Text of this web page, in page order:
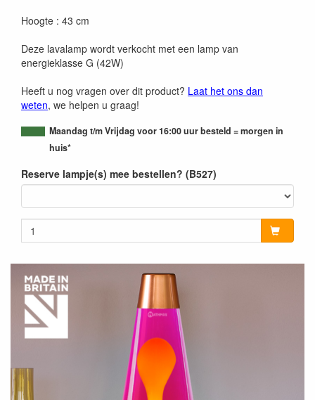
Hoogte : 43 cm
Deze lavalamp wordt verkocht met een lamp van
energieklasse G (42W)
Heeft u nog vragen over dit product? Laat het ons dan
weten, we helpen u graag!
Maandag t/m Vrijdag voor 16:00 uur besteld = morgen in
huis*
Reserve lampje(s) mee bestellen? (B527)